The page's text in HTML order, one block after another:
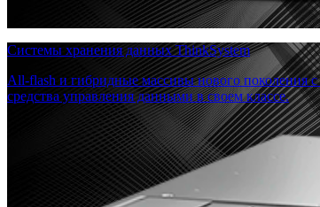
Системы хранения данных ThinkSystem
All-flash и гибридные массивы нового поколения
средства управления данными в своем классе.